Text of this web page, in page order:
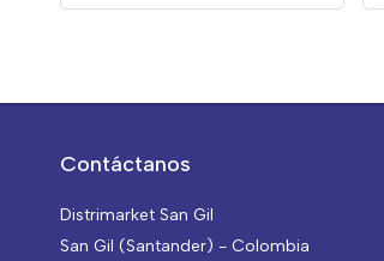
Contáctanos
Distrimarket San Gil
San Gil (Santander) - Colombia